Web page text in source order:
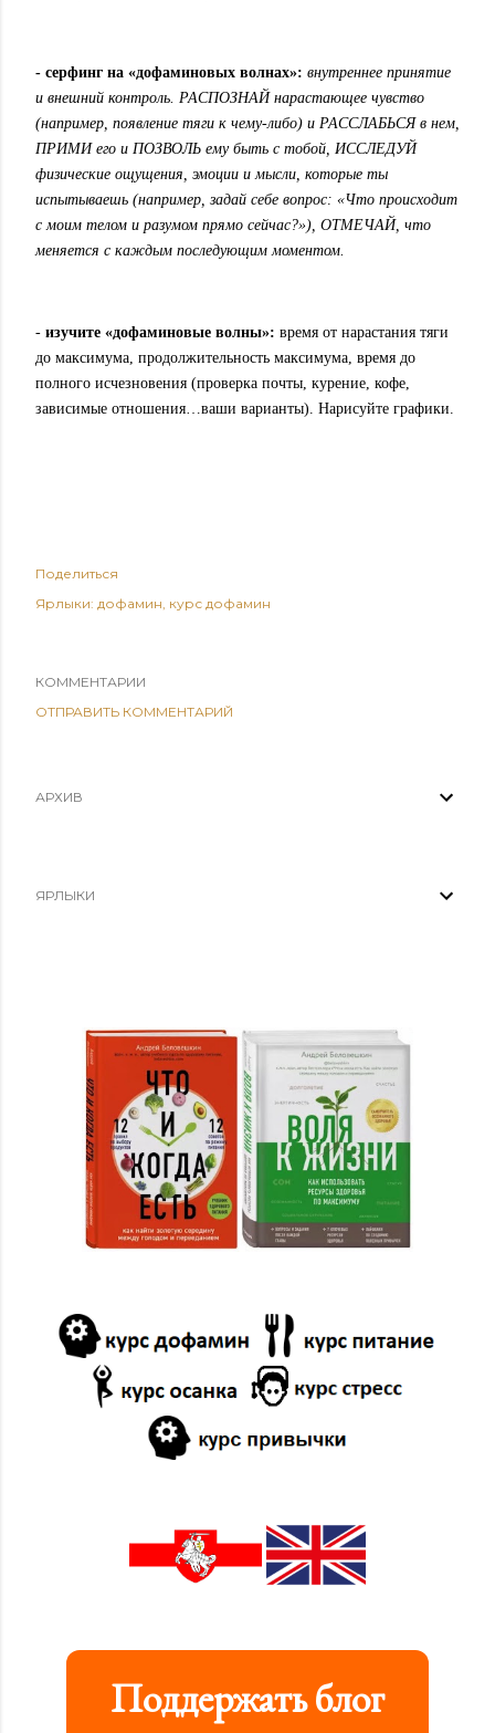
- серфинг на «дофаминовых волнах»: внутреннее принятие
и внешний контроль. РАСПОЗНАЙ нарастающее чувство
(например, появление тяги к чему-либо) и РАССЛАБЬСЯ в нем,
ПРИМИ его и ПОЗВОЛЬ ему быть с тобой, ИССЛЕДУЙ
физические ощущения, эмоции и мысли, которые ты
испытываешь (например, задай себе вопрос: «Что происходит
с моим телом и разумом прямо сейчас?»), ОТМЕЧАЙ, что
меняется с каждым последующим моментом.
- изучите «дофаминовые волны»: время от нарастания тяги
до максимума, продолжительность максимума, время до
полного исчезновения (проверка почты, курение, кофе,
зависимые отношения…ваши варианты). Нарисуйте графики.
Поделиться
Ярлыки: дофамин курс дофамин
КОММЕНТАРИИ
ОТПРАВИТЬ КОММЕНТАРИЙ
АРХИВ
ЯРЛЫКИ
Поддержать блог